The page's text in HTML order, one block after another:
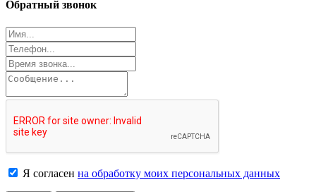
Обратный звонок
Я согласен на обработку моих персональных данных